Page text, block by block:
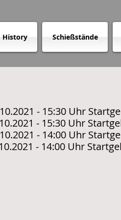
History Schießstände
- 15:30 Uhr
- 15:30 Uhr
- 14:00 Uhr
- 14:00 Uhr